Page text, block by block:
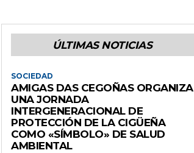
ÚLTIMAS NOTICIAS
SOCIEDAD
AMIGAS DAS CEGOÑAS ORGANIZA
UNA JORNADA
INTERGENERACIONAL DE
PROTECCIÓN DE LA CIGÜEÑA
COMO «SÍMBOLO» DE SALUD
AMBIENTAL